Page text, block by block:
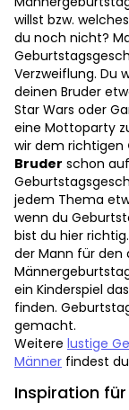
willst bzw.
du noch nicht?
Verzweiflung. Du
deinen Bruder
Star Wars oder
eine Mottoparty
wir dem richtigen
Bruder schon
jedem Thema
wenn du
bist du hier
der Mann für den
ein Kinderspiel
finden.
gemacht.
Weitere lustige
Männer findest
Inspiration